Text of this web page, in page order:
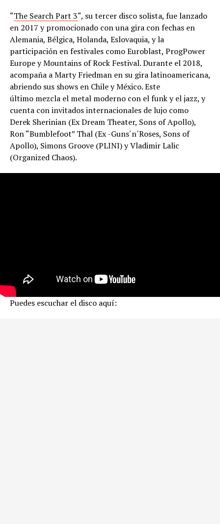
“The Search Part 3“, su tercer disco solista, fue lanzado
en 2017 y promocionado con una gira con fechas en
Alemania, Bélgica, Holanda, Eslovaquia, y la
participación en festivales como Euroblast, ProgPower
Europe y Mountains of Rock Festival. Durante el 2018,
acompaña a Marty Friedman en su gira latinoamericana,
abriendo sus shows en Chile y México. Este
último mezcla el metal moderno con el funk y el jazz, y
cuenta con invitados internacionales de lujo como
Derek Sherinian (Ex Dream Theater, Sons of Apollo),
Ron “Bumblefoot” Thal (Ex -Guns´n´Roses, Sons of
Apollo), Simons Groove (PLINI) y Vladimir Lalic
(Organized Chaos).
Puedes escuchar el disco aquí: